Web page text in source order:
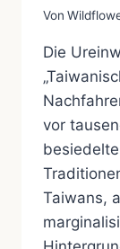
Von
Die
vor
Taiwans,